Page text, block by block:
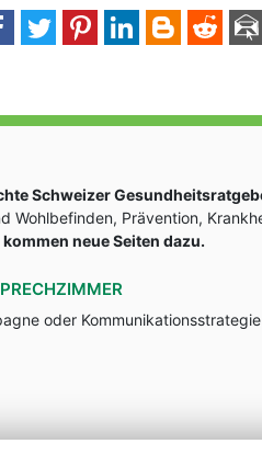
Schweizer
Wohlbefinden, Prävention,
neue Seiten dazu.
oder